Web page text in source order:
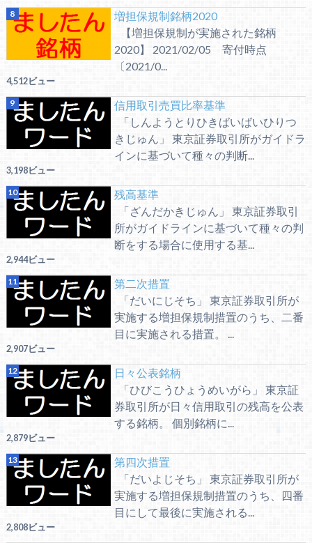
増担保規制銘柄2020
【増担保規制が実施された銘柄
2020】 2021/02/05 寄付時点
〔2021/0...
4,512ビュー
信用取引売買比率基準
「しんようとりひきばいばいひりつ
きじゅん」 東京証券取引所がガイドラ
インに基づいて種々の判断...
3,198ビュー
残高基準
「ざんだかきじゅん」 東京証券取引
所がガイドラインに基づいて種々の判
断をする場合に使用する基...
2,944ビュー
第二次措置
「だいにじそち」 東京証券取引所が
実施する増担保規制措置のうち、二番
目に実施される措置。 ...
2,907ビュー
日々公表銘柄
「ひびこうひょうめいがら」 東京証
券取引所が日々信用取引の残高を公表
する銘柄。 個別銘柄に...
2,879ビュー
第四次措置
「だいよじそち」 東京証券取引所が
実施する増担保規制措置のうち、四番
目にして最後に実施される...
2,808ビュー